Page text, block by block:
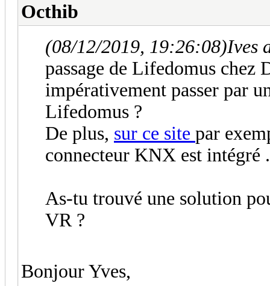
Octhib
(08/12/2019, 19:26:08)Ives
passage de Lifedomus
impérativement passer par
Lifedomus ?
De plus, sur ce site par
connecteur KNX est intégré
As-tu trouvé une solution
VR ?
Bonjour Yves,